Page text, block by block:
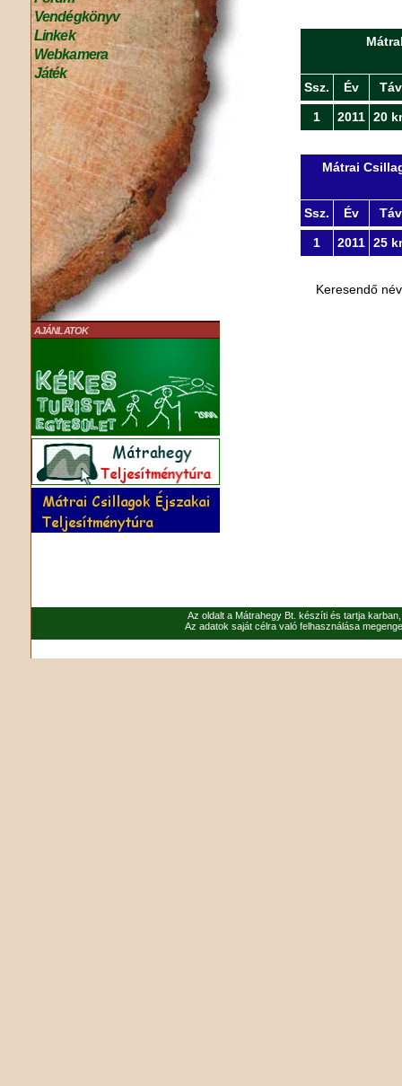
Vendégkönyv
Linkek
Webkamera
Játék
AJÁNLATOK
Ssz. Év Táv
1 2011 20
Mátrai
Ssz. Év Táv
1 2011 25
Keresendő
Az oldalt a Mátrahegy Bt. készíti és tartja
Az adatok saját célra való felhasználása